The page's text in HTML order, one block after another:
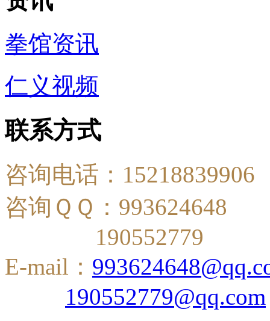
拳馆资讯
仁义视频
联系方式
咨询电话：15218839906
咨询ＱＱ：993624648
190552779
E-mail：
190552779@qq.com